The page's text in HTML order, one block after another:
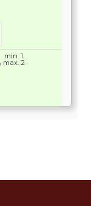
min. 1
max. 2